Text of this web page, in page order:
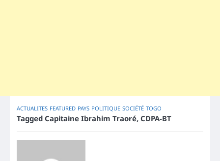
ACTUALITES FEATURED PAYS POLITIQUE SOCIÉTÉ TOGO
Tagged Capitaine Ibrahim Traoré, CDPA-BT